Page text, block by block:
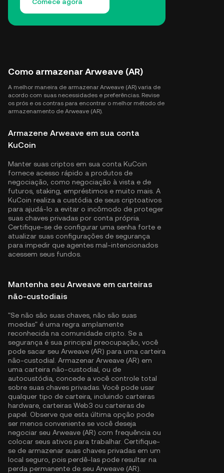
Como armazenar Arweave (AR)
A melhor maneira de armazenar Arweave (AR) varia de
acordo com suas necessidades e preferências. Revise
os prós e os contras para encontrar o melhor método de
armazenamento de Arweave (AR).
Armazene Arweave em sua conta
KuCoin
Manter suas criptos em sua conta KuCoin
fornece acesso rápido a produtos de
negociação, como negociação à vista e de
futuros, staking, empréstimos e muito mais. A
KuCoin realiza a custódia de seus criptoativos
para ajudá-lo a evitar o incômodo de proteger
suas chaves privadas por conta própria.
Certifique-se de configurar uma senha forte e
atualizar suas configurações de segurança
para impedir que agentes mal-intencionados
acessem seus fundos.
Mantenha seu Arweave em carteiras
não-custodiais
"Se não são suas chaves, não são suas
moedas" é uma regra amplamente
reconhecida na comunidade cripto. Se a
segurança é sua principal preocupação, você
pode sacar seu Arweave (AR) para uma carteira
não-custodial. Armazenar Arweave (AR) em
uma carteira não-custodial, ou de
autocustódia, concede a você controle total
sobre suas chaves privadas. Você pode usar
qualquer tipo de carteira, incluindo carteiras
hardware, carteiras Web3 ou carteiras de
papel. Observe que esta última opção pode
ser menos conveniente se você deseja
negociar seu Arweave (AR) com frequência ou
colocar seus ativos para trabalhar. Certifique-
se de armazenar suas chaves privadas em um
local seguro, pois perdê-las pode resultar na
perda permanente de seu Arweave (AR).